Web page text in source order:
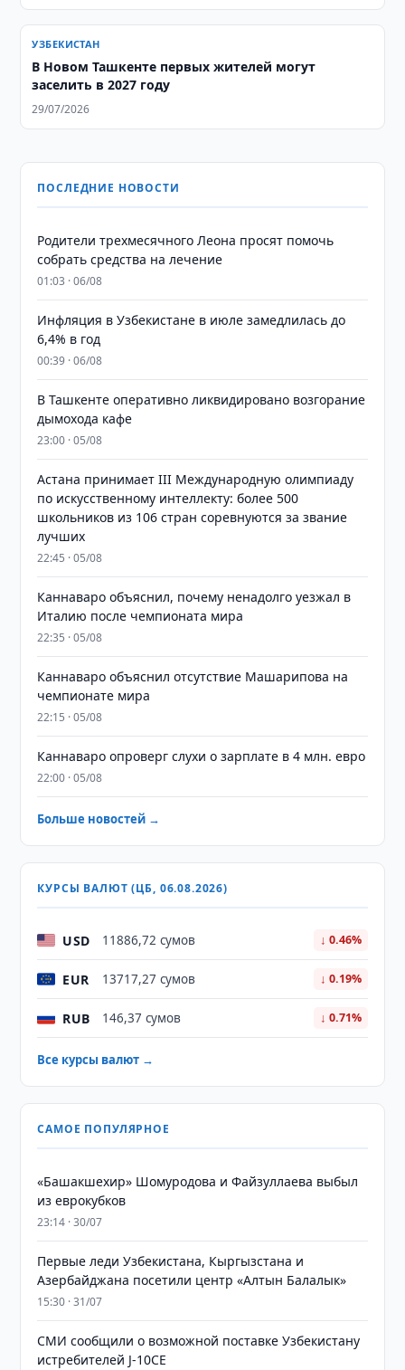
УЗБЕКИСТАН
В Новом Ташкенте первых жителей могут
заселить в 2027 году
29/07/2026
ПОСЛЕДНИЕ НОВОСТИ
Родители трехмесячного Леона просят помочь
собрать средства на лечение
01:03 · 06/08
Инфляция в Узбекистане в июле замедлилась до
6,4% в год
00:39 · 06/08
В Ташкенте оперативно ликвидировано возгорание
дымохода кафе
23:00 · 05/08
Астана принимает III Международную олимпиаду
по искусственному интеллекту: более 500
школьников из 106 стран соревнуются за звание
лучших
22:45 · 05/08
Каннаваро объяснил, почему ненадолго уезжал в
Италию после чемпионата мира
22:35 · 05/08
Каннаваро объяснил отсутствие Машарипова на
чемпионате мира
22:15 · 05/08
Каннаваро опроверг слухи о зарплате в 4 млн. евро
22:00 · 05/08
Больше новостей →
КУРСЫ ВАЛЮТ (ЦБ, 06.08.2026)
USD 11886,72 сумов ↓ 0.46%
EUR 13717,27 сумов ↓ 0.19%
RUB 146,37 сумов ↓ 0.71%
Все курсы валют →
САМОЕ ПОПУЛЯРНОЕ
«Башакшехир» Шомуродова и Файзуллаева выбыл
из еврокубков
23:14 · 30/07
Первые леди Узбекистана, Кыргызстана и
Азербайджана посетили центр «Алтын Балалык»
15:30 · 31/07
СМИ сообщили о возможной поставке Узбекистану
истребителей J-10CE